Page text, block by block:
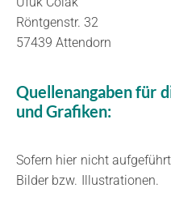
Röntgenstr. 32
57439 Attendorn
Quellenangaben für
und Grafiken:
Sofern hier nicht
Bilder bzw. Illustrationen.